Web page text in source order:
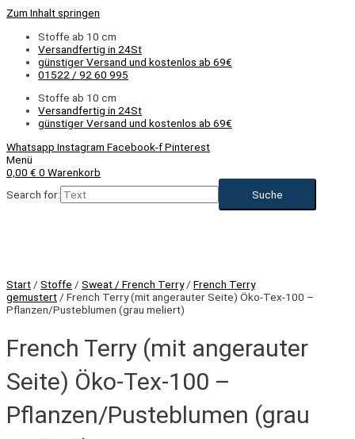
Zum Inhalt springen
Stoffe ab 10 cm
Versandfertig in 24St
günstiger Versand und kostenlos ab 69€
01522 / 92 60 995
Stoffe ab 10 cm
Versandfertig in 24St
günstiger Versand und kostenlos ab 69€
Whatsapp Instagram Facebook-fPinterest
Menü
0,00 € 0 Warenkorb
Search for:
Start / Stoffe / Sweat / French Terry/ French Terry
gemustert / French Terry (mit angerauter Seite) Öko-Tex-100 –
Pflanzen/Pusteblumen (grau meliert)
French Terry (mit angerauter
Seite) Öko-Tex-100 –
Pflanzen/Pusteblumen (grau